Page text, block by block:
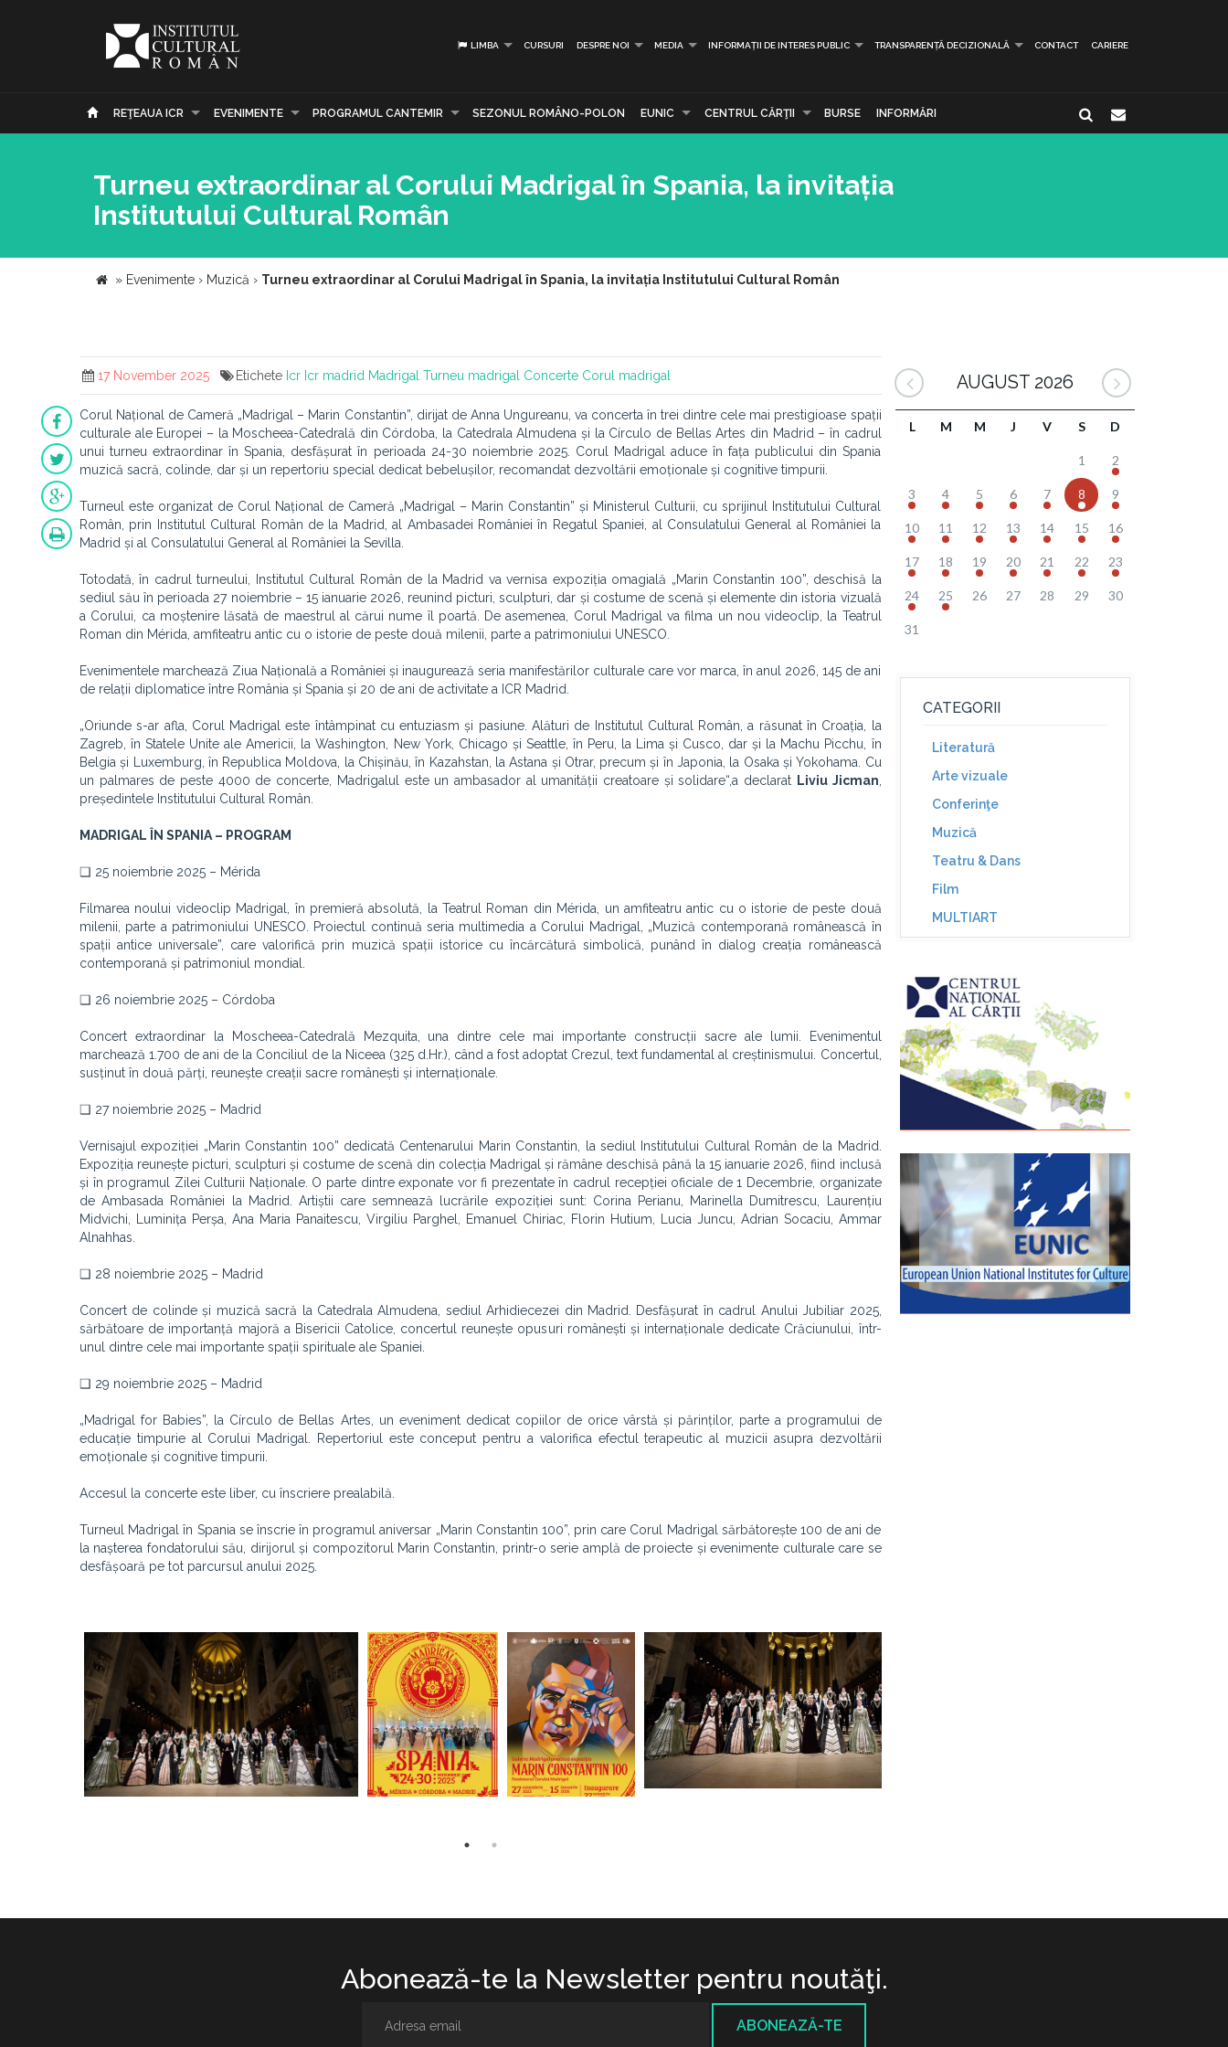
LIMBA CURSURI DESPRE NOI MEDIA INFORMAȚII DE INTERES PUBLIC TRANSPARENȚĂ DECIZIONALĂ CONTACT CARIERE
REŢEAUA ICR EVENIMENTE PROGRAMUL CANTEMIR SEZONUL ROMÂNO-POLON EUNIC CENTRUL CĂRŢII BURSE INFORMĂRI
Turneu extraordinar al Corului Madrigal în Spania, la invitația
Institutului Cultural Român
» Evenimente › Muzică › Turneu extraordinar al Corului Madrigal în Spania, la invitația Institutului Cultural Român
17 November 2025 Etichete Icr Icr madrid Madrigal Turneu madrigal Concerte Corul madrigal
Corul Național de Cameră „Madrigal – Marin Constantin”, dirijat de Anna Ungureanu, va concerta în trei dintre cele mai prestigioase spații
culturale ale Europei – la Moscheea-Catedrală din Córdoba, la Catedrala Almudena și la Círculo de Bellas Artes din Madrid – în cadrul
unui turneu extraordinar în Spania, desfășurat în perioada 24-30 noiembrie 2025. Corul Madrigal aduce în fața publicului din Spania
muzică sacră, colinde, dar și un repertoriu special dedicat bebelușilor, recomandat dezvoltării emoționale și cognitive timpurii.
Turneul este organizat de Corul Național de Cameră „Madrigal – Marin Constantin” și Ministerul Culturii, cu sprijinul Institutului Cultural
Român, prin Institutul Cultural Român de la Madrid, al Ambasadei României în Regatul Spaniei, al Consulatului General al României la
Madrid și al Consulatului General al României la Sevilla.
Totodată, în cadrul turneului, Institutul Cultural Român de la Madrid va vernisa expoziția omagială „Marin Constantin 100”, deschisă la
sediul său în perioada 27 noiembrie – 15 ianuarie 2026, reunind picturi, sculpturi, dar și costume de scenă și elemente din istoria vizuală
a Corului, ca moștenire lăsată de maestrul al cărui nume îl poartă. De asemenea, Corul Madrigal va filma un nou videoclip, la Teatrul
Roman din Mérida, amfiteatru antic cu o istorie de peste două milenii, parte a patrimoniului UNESCO.
Evenimentele marchează Ziua Națională a României și inaugurează seria manifestărilor culturale care vor marca, în anul 2026, 145 de ani
de relații diplomatice între România și Spania și 20 de ani de activitate a ICR Madrid.
„Oriunde s-ar afla, Corul Madrigal este întâmpinat cu entuziasm și pasiune. Alături de Institutul Cultural Român, a răsunat în Croația, la
Zagreb, în Statele Unite ale Americii, la Washington, New York, Chicago și Seattle, în Peru, la Lima și Cusco, dar și la Machu Picchu, în
Belgia și Luxemburg, în Republica Moldova, la Chișinău, în Kazahstan, la Astana și Otrar, precum și în Japonia, la Osaka și Yokohama. Cu
un palmares de peste 4000 de concerte, Madrigalul este un ambasador al umanității creatoare și solidare“,a declarat Liviu Jicman
președintele Institutului Cultural Român.
MADRIGAL ÎN SPANIA – PROGRAM
❑ 25 noiembrie 2025 – Mérida
Filmarea noului videoclip Madrigal, în premieră absolută, la Teatrul Roman din Mérida, un amfiteatru antic cu o istorie de peste două
milenii, parte a patrimoniului UNESCO. Proiectul continuă seria multimedia a Corului Madrigal, „Muzică contemporană românească în
spații antice universale”, care valorifică prin muzică spații istorice cu încărcătură simbolică, punând în dialog creația românească
contemporană și patrimoniul mondial.
❑ 26 noiembrie 2025 – Córdoba
Concert extraordinar la Moscheea-Catedrală Mezquita, una dintre cele mai importante construcții sacre ale lumii. Evenimentul
marchează 1.700 de ani de la Conciliul de la Niceea (325 d.Hr.), când a fost adoptat Crezul, text fundamental al creștinismului. Concertul,
susținut în două părți, reunește creații sacre românești și internaționale.
❑ 27 noiembrie 2025 – Madrid
Vernisajul expoziției „Marin Constantin 100” dedicată Centenarului Marin Constantin, la sediul Institutului Cultural Român de la Madrid.
Expoziția reunește picturi, sculpturi și costume de scenă din colecția Madrigal și rămâne deschisă până la 15 ianuarie 2026, fiind inclusă
și în programul Zilei Culturii Naționale. O parte dintre exponate vor fi prezentate în cadrul recepției oficiale de 1 Decembrie, organizate
de Ambasada României la Madrid. Artiștii care semnează lucrările expoziției sunt: Corina Perianu, Marinella Dumitrescu, Laurențiu
Midvichi, Luminița Perșa, Ana Maria Panaitescu, Virgiliu Parghel, Emanuel Chiriac, Florin Hutium, Lucia Juncu, Adrian Socaciu, Ammar
Alnahhas.
❑ 28 noiembrie 2025 – Madrid
Concert de colinde și muzică sacră la Catedrala Almudena, sediul Arhidiecezei din Madrid. Desfășurat în cadrul Anului Jubiliar 2025,
sărbătoare de importanță majoră a Bisericii Catolice, concertul reunește opusuri românești și internaționale dedicate Crăciunului, într-
unul dintre cele mai importante spații spirituale ale Spaniei.
❑ 29 noiembrie 2025 – Madrid
„Madrigal for Babies”, la Círculo de Bellas Artes, un eveniment dedicat copiilor de orice vârstă și părinților, parte a programului de
educație timpurie al Corului Madrigal. Repertoriul este conceput pentru a valorifica efectul terapeutic al muzicii asupra dezvoltării
emoționale și cognitive timpurii.
Accesul la concerte este liber, cu înscriere prealabilă.
Turneul Madrigal în Spania se înscrie în programul aniversar „Marin Constantin 100”, prin care Corul Madrigal sărbătorește 100 de ani de
la nașterea fondatorului său, dirijorul și compozitorul Marin Constantin, printr-o serie amplă de proiecte și evenimente culturale care se
desfășoară pe tot parcursul anului 2025.
AUGUST 2026
L M M J V S D
1 2
3 4 5 6 7 8 9
10 11 12 13 14 15 16
17 18 19 20 21 22 23
24 25 26 27 28 29 30
31
CATEGORII
Literatură
Arte vizuale
Conferinţe
Muzică
Teatru & Dans
Film
MULTIART
Abonează-te la Newsletter pentru noutăţi.
ABONEAZĂ-TE